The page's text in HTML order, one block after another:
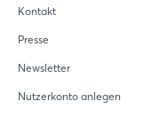
Kontakt
Presse
Newsletter
Nutzerkonto anlegen